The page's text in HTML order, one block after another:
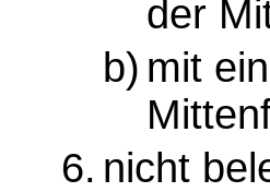
der
b) mit
6. nicht